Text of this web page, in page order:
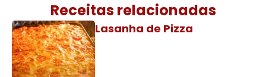
Receitas relacionadas
Lasanha de Pizza